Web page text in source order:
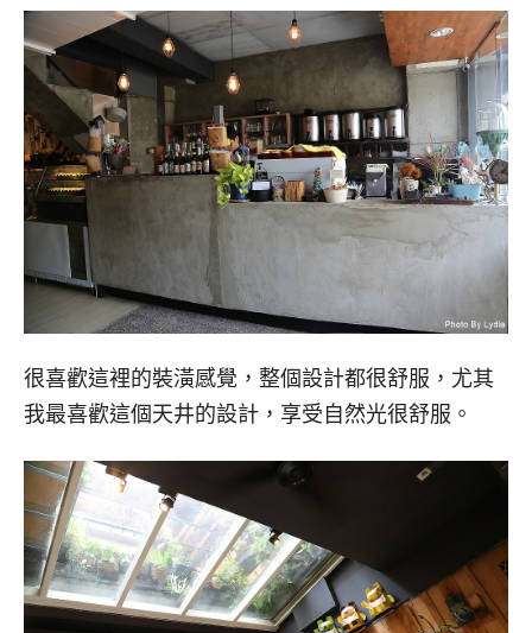
很喜歡這裡的裝潢感覺，整個設計都很舒服，尤其
我最喜歡這個天井的設計，享受自然光很舒服。